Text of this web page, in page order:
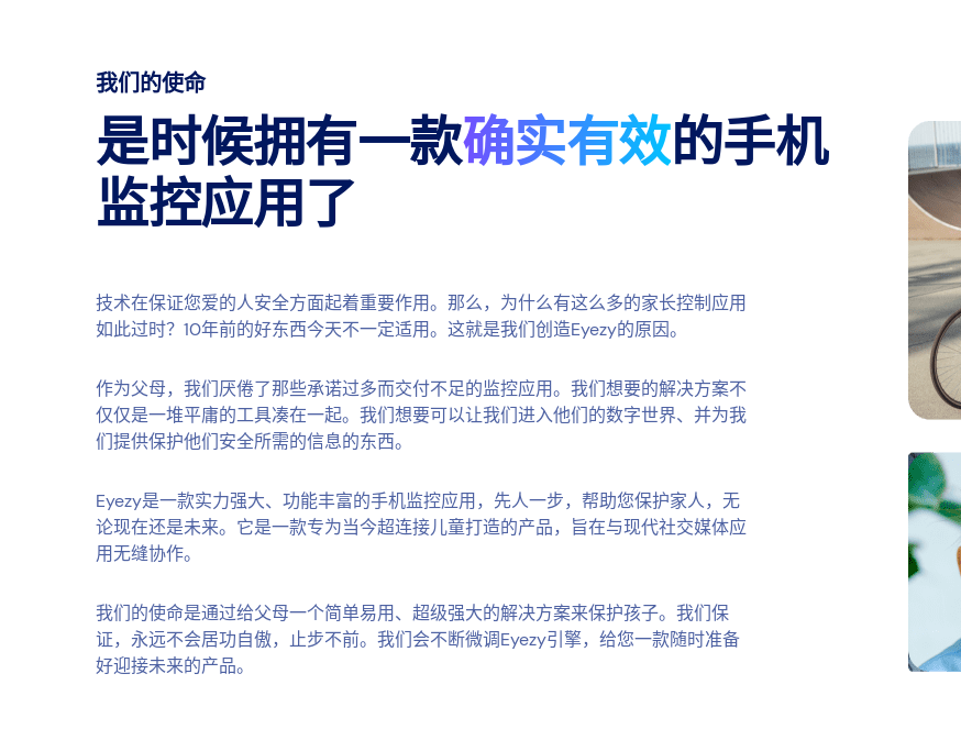
我们的使命
是时候拥有一款确实有效的手机
监控应用了
技术在保证您爱的人安全方面起着重要作用。那么，为什么有这么多的家长控制应用
如此过时？10年前的好东西今天不一定适用。这就是我们创造Eyezy的原因。
作为父母，我们厌倦了那些承诺过多而交付不足的监控应用。我们想要的解决方案不
仅仅是一堆平庸的工具凑在一起。我们想要可以让我们进入他们的数字世界、并为我
们提供保护他们安全所需的信息的东西。
Eyezy是一款实力强大、功能丰富的手机监控应用，先人一步，帮助您保护家人，无
论现在还是未来。它是一款专为当今超连接儿童打造的产品，旨在与现代社交媒体应
用无缝协作。
我们的使命是通过给父母一个简单易用、超级强大的解决方案来保护孩子。我们保
证，永远不会居功自傲，止步不前。我们会不断微调Eyezy引擎，给您一款随时准备
好迎接未来的产品。